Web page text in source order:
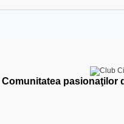
Comunitatea pasionaţilor